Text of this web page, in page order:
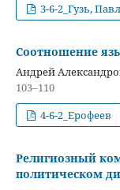
3-6-2_Гузь,
Соотношение
Андрей
103–110
4-6-2_Ерофеев
Религиозный
политическом